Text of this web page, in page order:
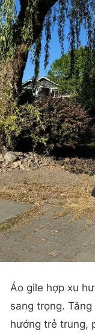
Áo gile hợp xu
sang trọng.
hướng trẻ trung,